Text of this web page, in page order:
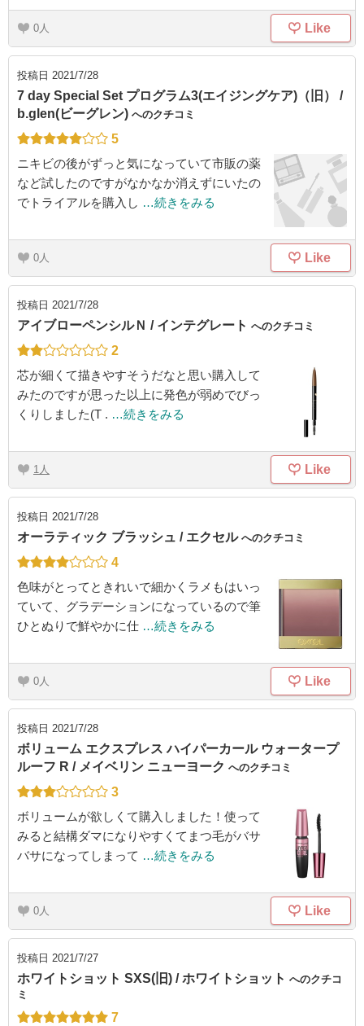
0 Like
投稿日 2021/7/28
7 day Special Set プログラム3(エイジングケア)（旧） /
b.glen(ビーグレン) へのクチコミ
5
ニキビの後がずっと気になっていて市販の薬
など試したのですがなかなか消えずにいたの
でトライアルを購入し …続きをみる
0 Like
投稿日 2021/7/28
アイブローペンシルＮ / インテグレート へのクチコミ
2
芯が細くて描きやすそうだなと思い購入して
みたのですが思った以上に発色が弱めでびっ
くりしました(T . …続きをみる
1 Like
投稿日 2021/7/28
オーラティック ブラッシュ / エクセル へのクチコミ
4
色味がとってときれいで細かくラメもはいっ
ていて、グラデーションになっているので筆
ひとぬりで鮮やかに仕 …続きをみる
0 Like
投稿日 2021/7/28
ボリューム エクスプレス ハイパーカール ウォータープ
ルーフ R / メイベリン ニューヨーク へのクチコミ
3
ボリュームが欲しくて購入しました！使って
みると結構ダマになりやすくてまつ毛がバサ
バサになってしまって …続きをみる
0 Like
投稿日 2021/7/27
ホワイトショット SXS(旧) / ホワイトショット へのクチコ
ミ
7